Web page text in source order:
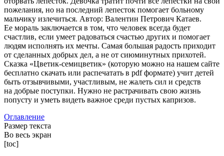
пожелания, но на последний лепесток помогает больному
мальчику излечиться. Автор: Валентин Петрович Катаев.
Ее мораль заключается в том, что человек всегда будет
счастлив, если умеет радоваться счастью других и помогает
людям исполнять их мечты. Самая большая радость приходит
от сделанных добрых дел, а не от сиюминутных прихотей.
Сказка «Цветик-семицветик» (которую можно на нашем сайте
бесплатно скачать или распечатать в pdf формате) учит детей
быть отзывчивыми, участливым, не жалеть сил и средств
на добрые поступки. Нужно не растрачивать свою жизнь
попусту и уметь видеть важное среди пустых капризов.
Оглавление
Размер текста
Во весь экран
[toc]